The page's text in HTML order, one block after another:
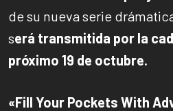
de su nueva serie
será transmitida por la
próximo 19 de octubre.
«Fill Your Pockets With